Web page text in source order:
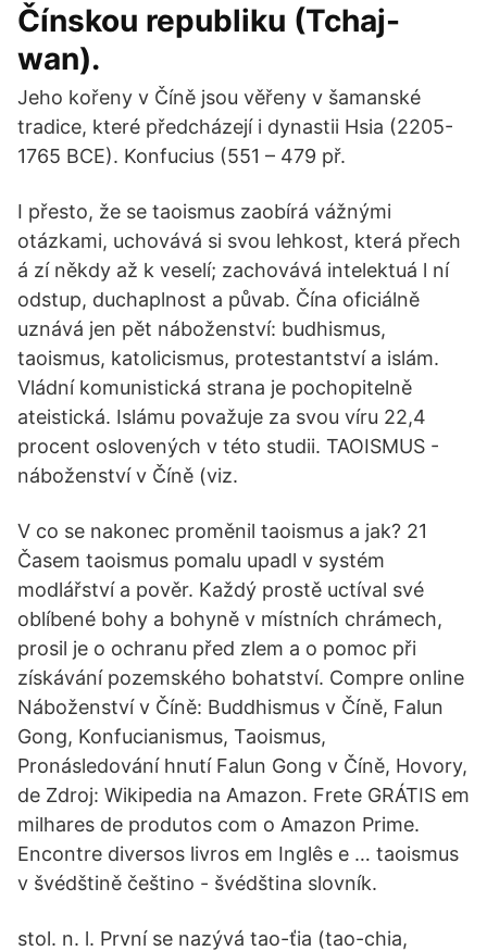
Čínskou republiku (Tchaj-
wan).
Jeho kořeny v Číně jsou věřeny v šamanské
tradice, které předcházejí i dynastii Hsia (2205-
1765 BCE). Konfucius (551 – 479 př.
I přesto, že se taoismus zaobírá vážnými
otázkami, uchovává si svou lehkost, která přech
á zí někdy až k veselí; zachovává intelektuá l ní
odstup, duchaplnost a půvab. Čína oficiálně
uznává jen pět náboženství: budhismus,
taoismus, katolicismus, protestantství a islám.
Vládní komunistická strana je pochopitelně
ateistická. Islámu považuje za svou víru 22,4
procent oslovených v této studii. TAOISMUS -
náboženství v Číně (viz.
V co se nakonec proměnil taoismus a jak? 21
Časem taoismus pomalu upadl v systém
modlářství a pověr. Každý prostě uctíval své
oblíbené bohy a bohyně v místních chrámech,
prosil je o ochranu před zlem a o pomoc při
získávání pozemského bohatství. Compre online
Náboženství v Číně: Buddhismus v Číně, Falun
Gong, Konfucianismus, Taoismus,
Pronásledování hnutí Falun Gong v Číně, Hovory,
de Zdroj: Wikipedia na Amazon. Frete GRÁTIS em
milhares de produtos com o Amazon Prime.
Encontre diversos livros em Inglês e … taoismus
v švédštině češtino - švédština slovník.
stol. n. l. První se nazývá tao-ťia (tao-chia,